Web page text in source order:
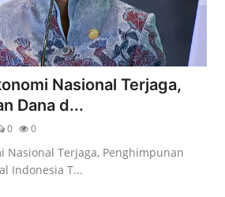
Nasional Terjaga,
Dana d...
0 0
Nasional Terjaga, Penghimpunan
Indonesia T...